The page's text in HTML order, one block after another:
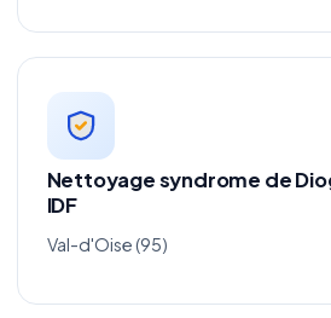
Nettoyage syndrome de
IDF
Val-d'Oise (95)